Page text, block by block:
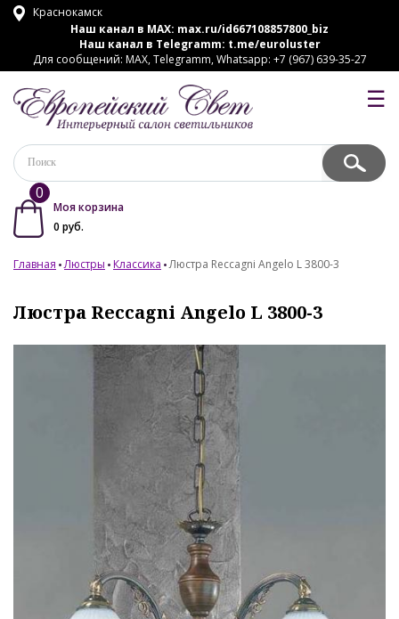
Краснокамск
Наш канал в MAX: max.ru/id667108857800_biz
Наш канал в Telegramm: t.me/euroluster
Для сообщений: MAX, Telegramm, Whatsapp: +7 (967) 639-35-27
☰
0
Моя корзина
0 руб.
Главная Люстры Классика Люстра Reccagni Angelo L 3800-3
Люстра Reccagni Angelo L 3800-3